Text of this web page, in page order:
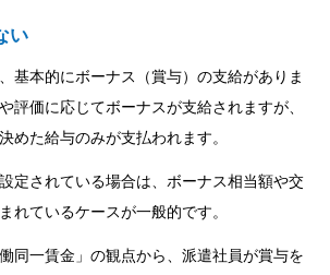
い
基本的にボーナス（賞与）の支給がありま
評価に応じてボーナスが支給されますが、
めた給与のみが支払われます。
定されている場合は、ボーナス相当額や交
れているケースが一般的です。
同一賃金」の観点から、派遣社員が賞与を